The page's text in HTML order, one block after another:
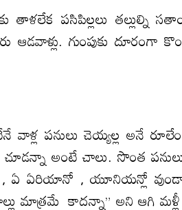
తాళలేక పసిపిల్లలు తల్లుల్ని
గుంపుకు దూరంగా
పనులు చెయ్యల్ల అనే
అంటే చాలు. సొంత
, ఏ ఏరియానో , యూనియన్లో
మాత్రమే కాదన్నా” అని ఆగి